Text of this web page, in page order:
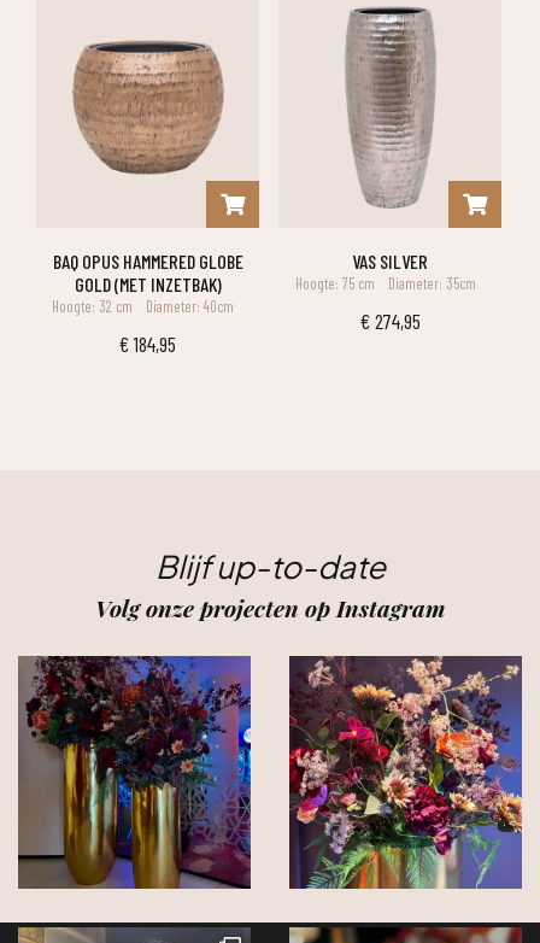
BAQ OPUS HAMMERED GLOBE
GOLD (MET INZETBAK)
Hoogte: 32 cm Diameter: 40cm
€184,95
VAS SILVER
Hoogte: 75 cm Diameter: 35cm
€ 274,95
Blijf up-to-date
Volg onze projecten op Instagram